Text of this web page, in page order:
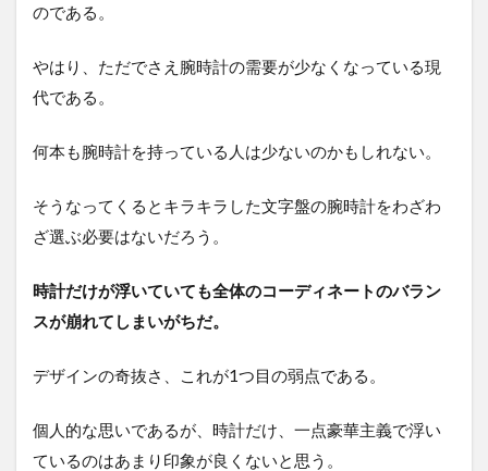
のである。
やはり、ただでさえ腕時計の需要が少なくなっている現
代である。
何本も腕時計を持っている人は少ないのかもしれない。
そうなってくるとキラキラした文字盤の腕時計をわざわ
ざ選ぶ必要はないだろう。
時計だけが浮いていても全体のコーディネートのバラン
スが崩れてしまいがちだ。
デザインの奇抜さ、これが1つ目の弱点である。
個人的な思いであるが、時計だけ、一点豪華主義で浮い
ているのはあまり印象が良くないと思う。